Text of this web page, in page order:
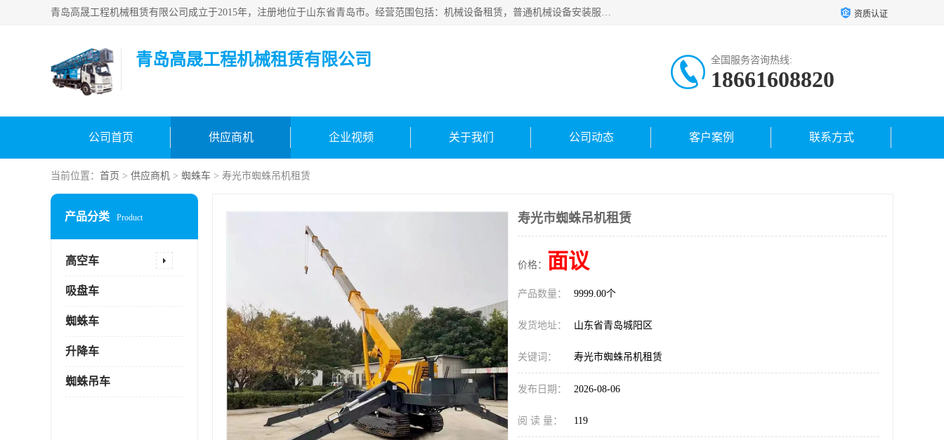
青岛高晟工程机械租赁有限公司成立于2015年，注册地位于山东省青岛市。经营范围包括：机械设备租赁，普通机械设备安装服务，电子、机械设备维护，专用设备修理，通用设备修理，机械设备销售，环境保护专用设备销售，建筑材料销售，专业保洁、清洗、消毒服务，劳动保护用品销售，信息技术咨询服务，汽车拖车、求援、清障服务，物业管理；工程管理服务，货物进出口，技术进出口，汽车销售，新能源汽车整车销售等。 资质认证
青岛高晟工程机械租赁有限公司 全国服务咨询热线:
18661608820
公司首页 供应商机 企业视频 关于我们 公司动态 客户案例 联系方式
当前位置： 首页 > 供应商机 > 蜘蛛车 > 寿光市蜘蛛吊机租赁
产品分类 Product
高空车
吸盘车
蜘蛛车
升降车
蜘蛛吊车
寿光市蜘蛛吊机租赁
价格： 面议
产品数量： 9999.00个
发货地址： 山东省青岛城阳区
关键词： 寿光市蜘蛛吊机租赁
发布日期： 2026-08-06
阅 读 量： 119